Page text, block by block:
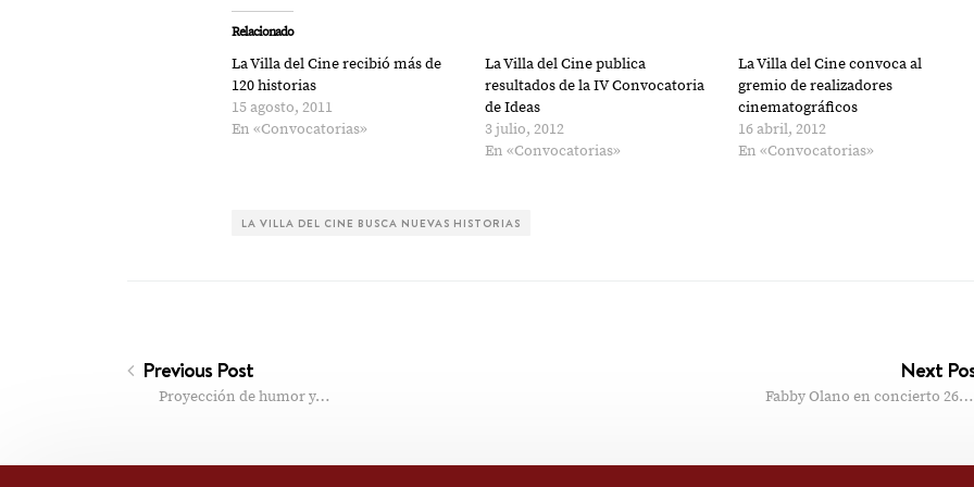
Relacionado
La Villa del Cine recibió más de
120 historias
15 agosto, 2011
En «Convocatorias»
La Villa del Cine publica
resultados de la IV Convocatoria
de Ideas
3 julio, 2012
En «Convocatorias»
La Villa del Cine convoca al
gremio de realizadores
cinematográficos
16 abril, 2012
En «Convocatorias»
LA VILLA DEL CINE BUSCA NUEVAS HISTORIAS
Previous Post
Proyección de humor y…
Next
Fabby Olano en concierto 26…